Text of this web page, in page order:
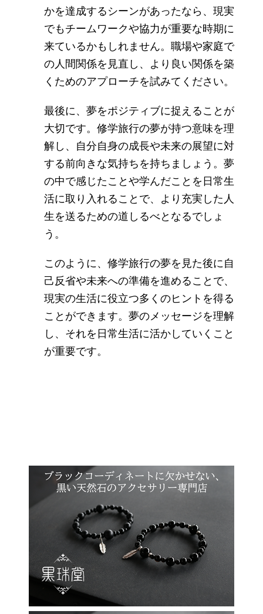
かを達成するシーンがあったなら、現実
でもチームワークや協力が重要な時期に
来ているかもしれません。職場や家庭で
の人間関係を見直し、より良い関係を築
くためのアプローチを試みてください。
最後に、夢をポジティブに捉えることが
大切です。修学旅行の夢が持つ意味を理
解し、自分自身の成長や未来の展望に対
する前向きな気持ちを持ちましょう。夢
の中で感じたことや学んだことを日常生
活に取り入れることで、より充実した人
生を送るための道しるべとなるでしょ
う。
このように、修学旅行の夢を見た後に自
己反省や未来への準備を進めることで、
現実の生活に役立つ多くのヒントを得る
ことができます。夢のメッセージを理解
し、それを日常生活に活かしていくこと
が重要です。